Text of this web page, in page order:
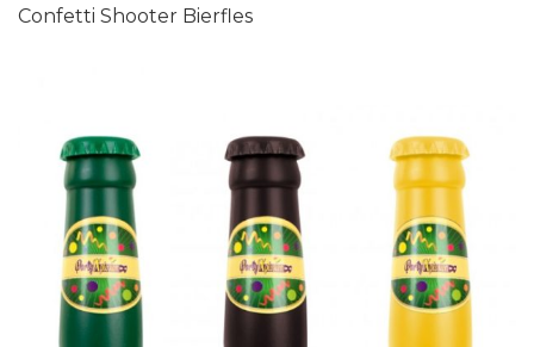
Confetti Shooter Bierfles